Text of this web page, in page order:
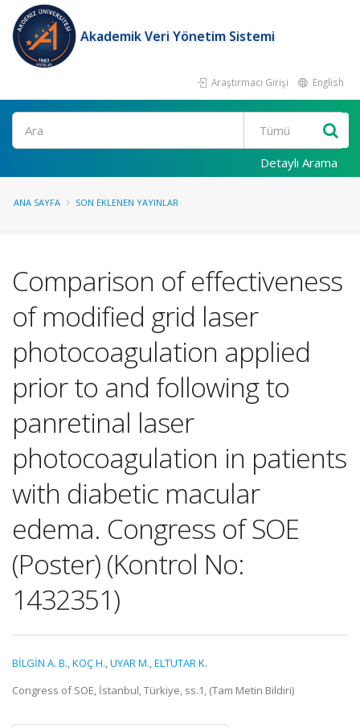
Akademik Veri Yönetim Sistemi
Araştırmacı Girişi English
Ara
Detaylı Arama
ANA SAYFA SON EKLENEN YAYINLAR
Comparison of effectiveness
of modified grid laser
photocoagulation applied
prior to and following to
panretinal laser
photocoagulation in patients
with diabetic macular
edema. Congress of SOE
(Poster) (Kontrol No:
1432351)
BİLGİN A. B.,KOÇ H.,UYAR M.,ELTUTAR K.
Congress of SOE, İstanbul, Türkiye, ss.1, (Tam Metin Bildiri)